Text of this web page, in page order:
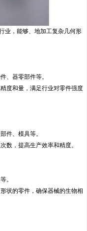
业，能够、地加工复杂几何形
、器零部件等。
度和量，满足行业对零件强度
件、模具等。
数，提高生产效率和精度。
。
状的零件，确保器械的生物相